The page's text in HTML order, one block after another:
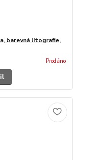
barevná litografie,
Prodáno